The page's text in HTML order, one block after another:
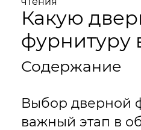
Какую
фурнитуру
Содержание
Выбор дверной
важный этап в